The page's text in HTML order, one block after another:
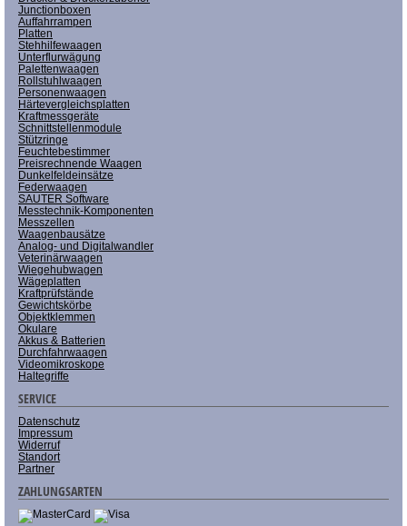
Junctionboxen
Auffahrrampen
Platten
Stehhilfewaagen
Unterflurwägung
Palettenwaagen
Rollstuhlwaagen
Personenwaagen
Härtevergleichsplatten
Kraftmessgeräte
Schnittstellenmodule
Stützringe
Feuchtebestimmer
Preisrechnende Waagen
Dunkelfeldeinsätze
Federwaagen
SAUTER Software
Messtechnik-Komponenten
Messzellen
Waagenbausätze
Analog- und Digitalwandler
Veterinärwaagen
Wiegehubwagen
Wägeplatten
Kraftprüfstände
Gewichtskörbe
Objektklemmen
Okulare
Akkus & Batterien
Durchfahrwaagen
Videomikroskope
Haltegriffe
SERVICE
Datenschutz
Impressum
Widerruf
Standort
Partner
ZAHLUNGSARTEN